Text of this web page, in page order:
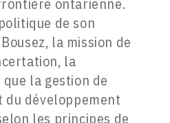
ontarienne.
de son
la mission de
la
la gestion de
du développement
les principes de